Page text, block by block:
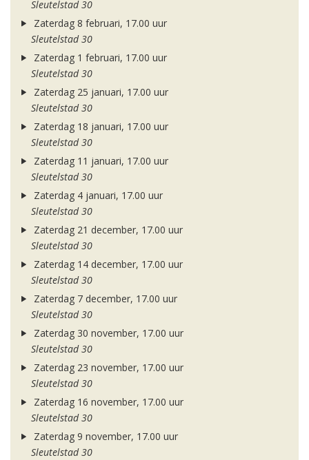
Sleutelstad 30
Zaterdag 8 februari, 17.00 uur
Sleutelstad 30
Zaterdag 1 februari, 17.00 uur
Sleutelstad 30
Zaterdag 25 januari, 17.00 uur
Sleutelstad 30
Zaterdag 18 januari, 17.00 uur
Sleutelstad 30
Zaterdag 11 januari, 17.00 uur
Sleutelstad 30
Zaterdag 4 januari, 17.00 uur
Sleutelstad 30
Zaterdag 21 december, 17.00 uur
Sleutelstad 30
Zaterdag 14 december, 17.00 uur
Sleutelstad 30
Zaterdag 7 december, 17.00 uur
Sleutelstad 30
Zaterdag 30 november, 17.00 uur
Sleutelstad 30
Zaterdag 23 november, 17.00 uur
Sleutelstad 30
Zaterdag 16 november, 17.00 uur
Sleutelstad 30
Zaterdag 9 november, 17.00 uur
Sleutelstad 30